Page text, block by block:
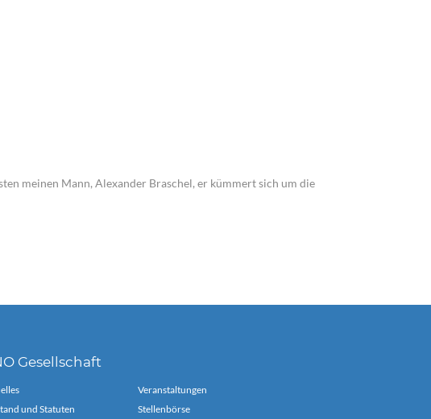
meinen Mann, Alexander Braschel, er kümmert sich um die
Gesellschaft
und Statuten
Veranstaltungen
Stellenbörse